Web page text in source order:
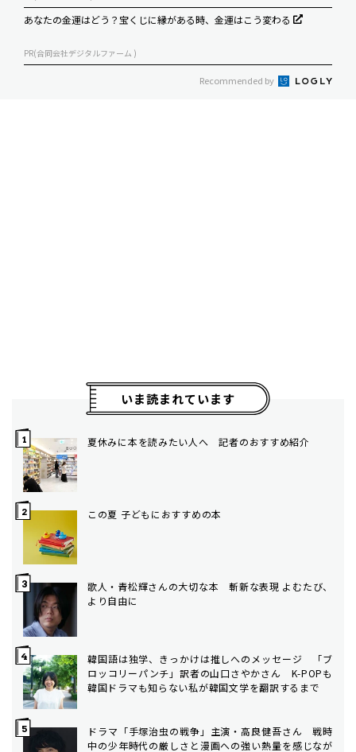
あなたの金運はどう？宝くじに縁がある時、金運はこう変わる
PR(合同会社デジタルファーム )
Recommended by
いま読まれています
夏休みに本を読みたい人へ 記者のおすすめ紹介
この夏 子どもにおすすめの本
歌人・青松輝さんの大切な本 斬新な表現 よむたび、
より自由に
韓国語は独学、きっかけは推しへのメッセージ 「ブ
ロッコリーパンチ」訳者の山口さやかさん K-POPも
韓国ドラマも知らない私が韓国文学を翻訳するまで
ドラマ「手塚治虫の戦争」主演・高良健吾さん 戦時
中の少年時代の厳しさと漫画への強い熱量を感じなが